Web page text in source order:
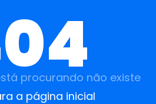
procurando não existe
a página inicial